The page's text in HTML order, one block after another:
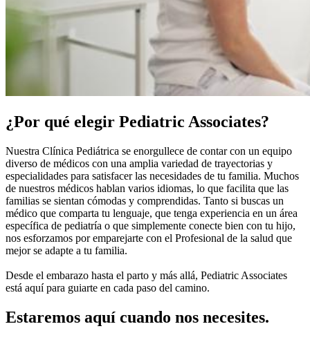
¿Por qué elegir Pediatric Associates?
Nuestra Clínica Pediátrica se enorgullece de contar con un equipo
diverso de médicos con una amplia variedad de trayectorias y
especialidades para satisfacer las necesidades de tu familia. Muchos
de nuestros médicos hablan varios idiomas, lo que facilita que las
familias se sientan cómodas y comprendidas. Tanto si buscas un
médico que comparta tu lenguaje, que tenga experiencia en un área
específica de pediatría o que simplemente conecte bien con tu hijo,
nos esforzamos por emparejarte con el Profesional de la salud que
mejor se adapte a tu familia.
Desde el embarazo hasta el parto y más allá, Pediatric Associates
está aquí para guiarte en cada paso del camino.
Estaremos aquí cuando nos necesites.